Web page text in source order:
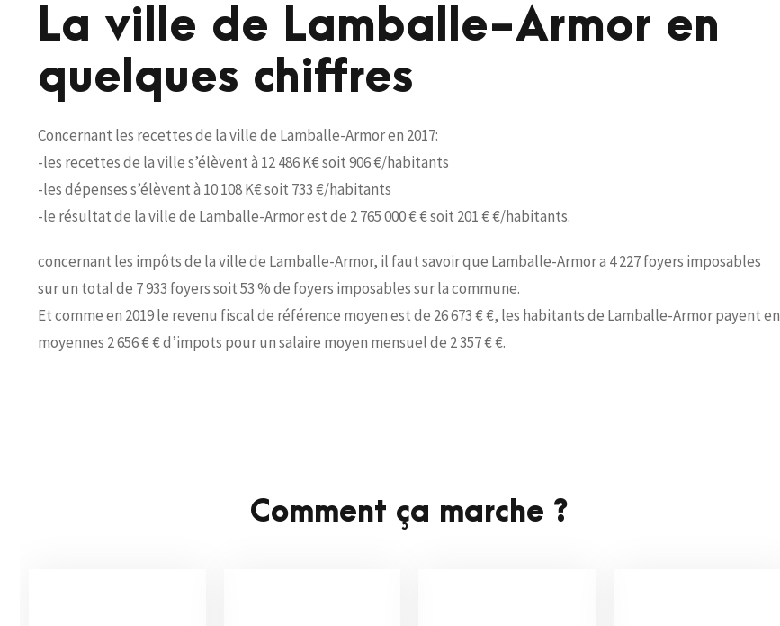
La ville de Lamballe-Armor en
quelques chiffres
Concernant les recettes de la ville de Lamballe-Armor en 2017:
-les recettes de la ville s’élèvent à 12 486 K€ soit 906 €/habitants
-les dépenses s’élèvent à 10 108 K€ soit 733 €/habitants
-le résultat de la ville de Lamballe-Armor est de 2 765 000 € € soit 201 € €/habitants.
concernant les impôts de la ville de Lamballe-Armor, il faut savoir que Lamballe-Armor a 4 227 foyers imposables
sur un total de 7 933 foyers soit 53 % de foyers imposables sur la commune.
Et comme en 2019 le revenu fiscal de référence moyen est de 26 673 € €, les habitants de Lamballe-Armor payent en
moyennes 2 656 € € d’impots pour un salaire moyen mensuel de 2 357 € €.
Comment ça marche ?